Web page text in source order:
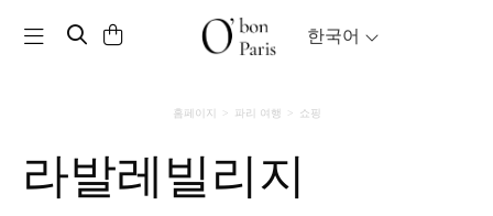
Toggle navigation 한국어
홈페이지 파리 여행 쇼핑
라발레빌리지